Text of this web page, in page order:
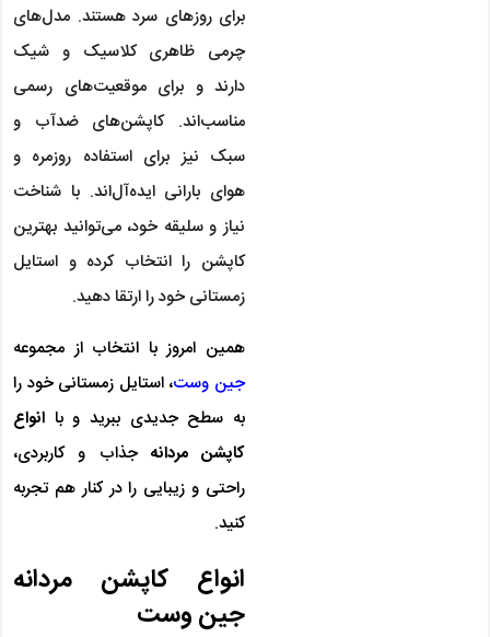
برای روزهای سرد هستند. مدل‌های
چرمی ظاهری کلاسیک و شیک
دارند و برای موقعیت‌های رسمی
مناسب‌اند. کاپشن‌های ضدآب و
سبک نیز برای استفاده روزمره و
هوای بارانی ایده‌آل‌اند. با شناخت
نیاز و سلیقه خود، می‌توانید بهترین
کاپشن را انتخاب کرده و استایل
زمستانی خود را ارتقا دهید.
همین امروز با انتخاب از مجموعه
جین وست، استایل زمستانی خود را
به سطح جدیدی ببرید و با انواع
کاپشن مردانه جذاب و کاربردی،
راحتی و زیبایی را در کنار هم تجربه
کنید.
انواع کاپشن مردانه
جین وست